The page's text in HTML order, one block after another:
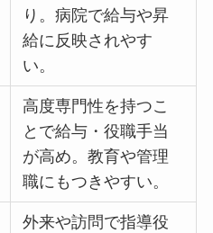
り。病院で給与や昇
給に反映されやす
い。
高度専門性を持つこ
とで給与・役職手当
が高め。教育や管理
職にもつきやすい。
外来や訪問で指導役